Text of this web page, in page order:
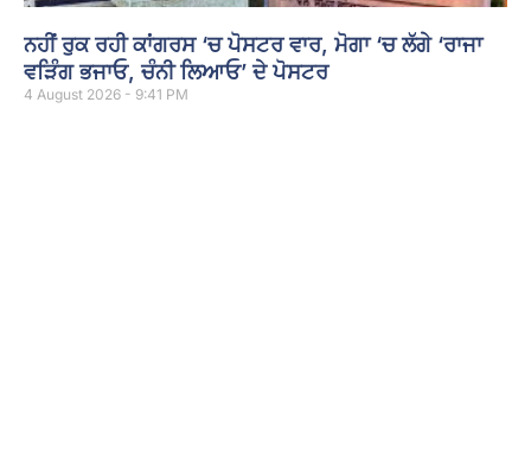
ਨਹੀਂ ਰੁਕ ਰਹੀ ਕਾਂਗਰਸ ‘ਚ ਪੋਸਟਰ ਵਾਰ, ਮੋਗਾ ‘ਚ ਲੱਗੇ ‘ਰਾਜਾ
ਵੜਿੰਗ ਭਜਾਓ, ਚੰਨੀ ਲਿਆਓ’ ਦੇ ਪੋਸਟਰ
4 August 2026 - 9:41 PM